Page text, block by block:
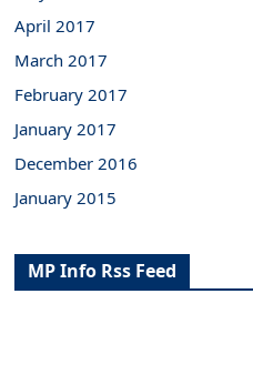
April 2017
March 2017
February 2017
January 2017
December 2016
January 2015
MP Info Rss Feed